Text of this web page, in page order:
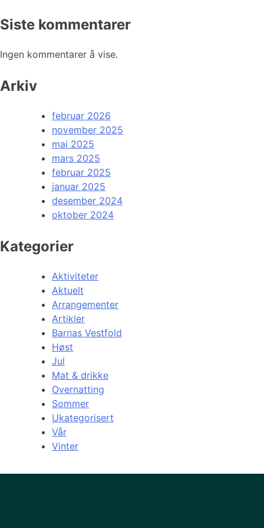
Siste kommentarer
Ingen kommentarer å vise.
Arkiv
februar 2026
november 2025
mai 2025
mars 2025
februar 2025
januar 2025
desember 2024
oktober 2024
Kategorier
Aktiviteter
Aktuelt
Arrangementer
Artikler
Barnas Vestfold
Høst
Jul
Mat & drikke
Overnatting
Sommer
Ukategorisert
Vår
Vinter